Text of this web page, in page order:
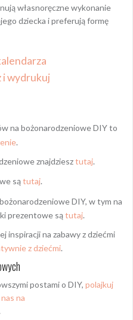
własnoręczne wykonanie
dziecka i preferują formę
i wydrukuj
na bożonarodzeniowe DIY to
.
znajdziesztutaj.
sątutaj.
DIY, w tym na
prezentowe sątutaj.
inspiracji na zabawy z dziećmi
z dziećmi.
postami o DIY, polajkuj
na